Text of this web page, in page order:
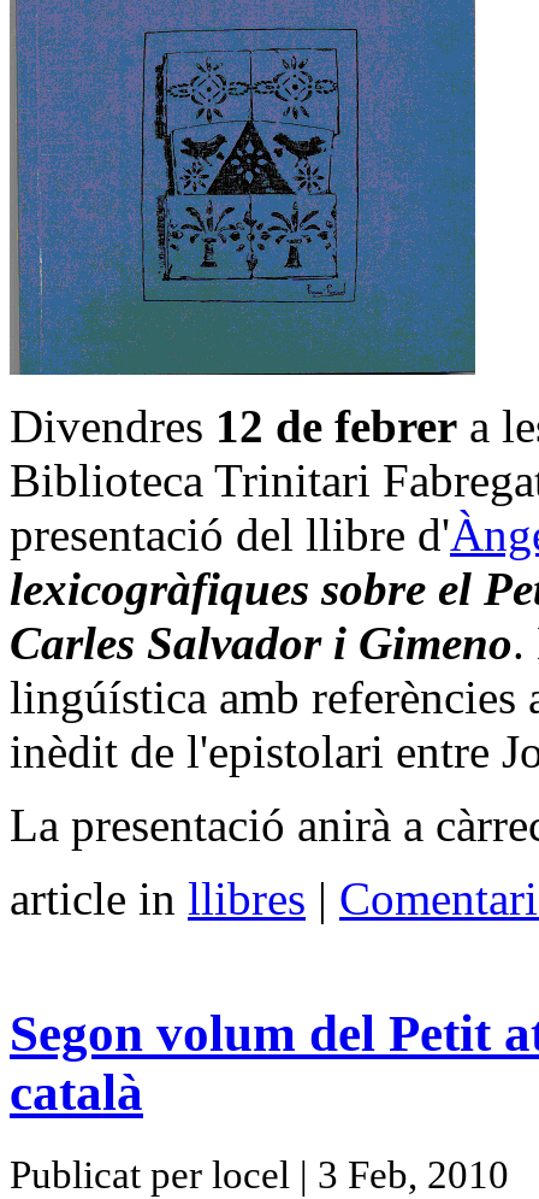
Divendres 12 de febrer a
Biblioteca Trinitari
presentació del llibre d'
lexicogràfiques sobre el
Carles Salvador i Gimeno.
lingúística amb
inèdit de l'epistolari entre
La presentació anirà a
article in llibres |
Segon volum del Petit
català
Publicat per locel | 3 Feb, 2010